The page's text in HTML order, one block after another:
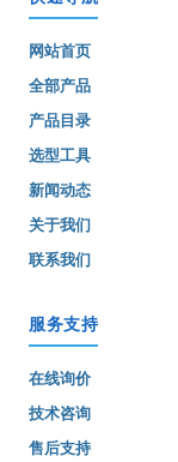
网站首页
全部产品
产品目录
选型工具
新闻动态
关于我们
联系我们
服务支持
在线询价
技术咨询
售后支持